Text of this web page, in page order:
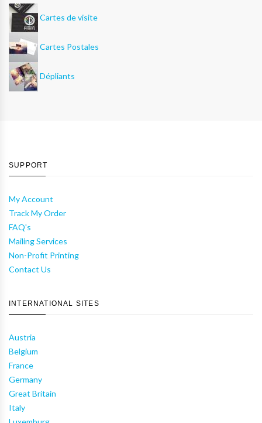
Cartes de visite
Cartes Postales
Dépliants
SUPPORT
My Account
Track My Order
FAQ's
Mailing Services
Non-Profit Printing
Contact Us
INTERNATIONAL SITES
Austria
Belgium
France
Germany
Great Britain
Italy